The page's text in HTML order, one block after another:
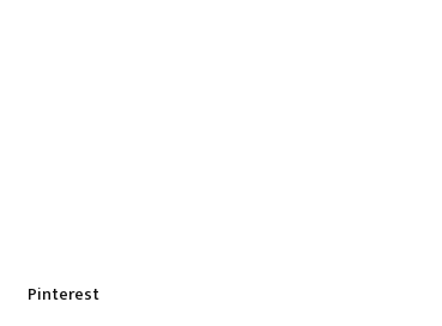
Pinterest